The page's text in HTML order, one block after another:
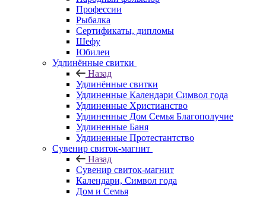
Профессии
Рыбалка
Сертификаты, дипломы
Шефу
Юбилеи
Удлинённые свитки
Назад
Удлинённые свитки
Удлиненные Календари Символ года
Удлиненные Христианство
Удлиненные Дом Семья Благополучие
Удлиненные Баня
Удлиненные Протестантство
Сувенир свиток-магнит
Назад
Сувенир свиток-магнит
Календари, Символ года
Дом и Семья